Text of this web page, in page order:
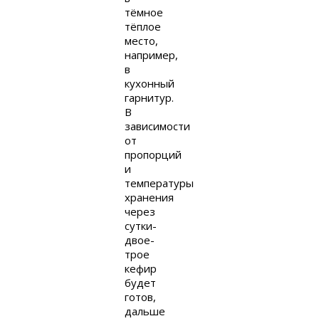
тёмное
тёплое
место,
например,
в
кухонный
гарнитур.
В
зависимости
от
пропорций
и
температуры
хранения
через
сутки-
двое-
трое
кефир
будет
готов,
дальше